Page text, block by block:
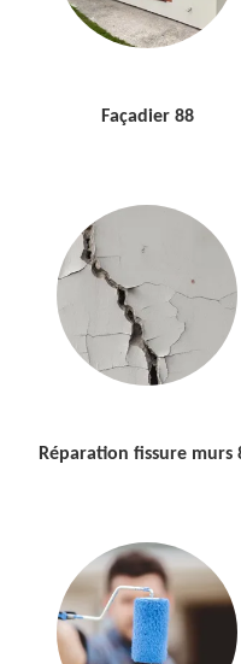
Façadier 88
Réparation fissure murs